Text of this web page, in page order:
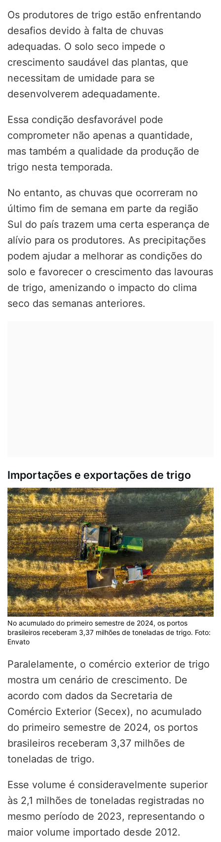
Os produtores de trigo estão enfrentando
desafios devido à falta de chuvas
adequadas. O solo seco impede o
crescimento saudável das plantas, que
necessitam de umidade para se
desenvolverem adequadamente.
Essa condição desfavorável pode
comprometer não apenas a quantidade,
mas também a qualidade da produção de
trigo nesta temporada.
No entanto, as chuvas que ocorreram no
último fim de semana em parte da região
Sul do país trazem uma certa esperança de
alívio para os produtores. As precipitações
podem ajudar a melhorar as condições do
solo e favorecer o crescimento das lavouras
de trigo, amenizando o impacto do clima
seco das semanas anteriores.
Importações e exportações de trigo
No acumulado do primeiro semestre de 2024, os portos
brasileiros receberam 3,37 milhões de toneladas de trigo. Foto:
Envato
Paralelamente, o comércio exterior de trigo
mostra um cenário de crescimento. De
acordo com dados da Secretaria de
Comércio Exterior (Secex), no acumulado
do primeiro semestre de 2024, os portos
brasileiros receberam 3,37 milhões de
toneladas de trigo.
Esse volume é consideravelmente superior
às 2,1 milhões de toneladas registradas no
mesmo período de 2023, representando o
maior volume importado desde 2012.